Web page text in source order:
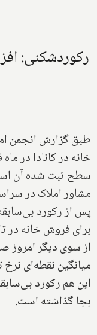
طبق گزارش انجمن
مشاور املاک در
پس از رکورد
برای فروش خانه در
از سوی دیگر امروز
بجا گذاشته است.